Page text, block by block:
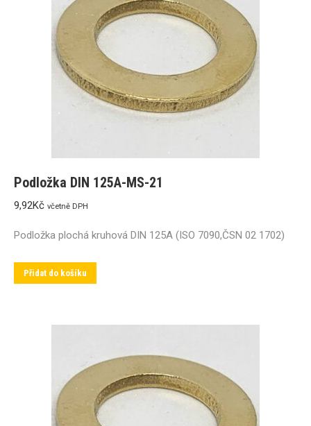
Podložka DIN 125A-MS-21
9,92Kč včetně DPH
Podložka plochá kruhová DIN 125A (ISO 7090,ČSN 02 1702)
Přidat do košíku